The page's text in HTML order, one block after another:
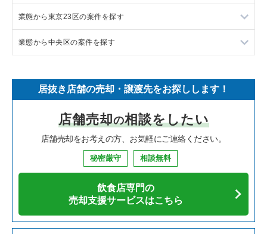
イタリア料理の居抜き売却物件の案件一覧
中華の居抜き売却物件の案件一覧
寿司の居抜き売却物件の案件一覧
焼肉の居抜き売却物件の案件一覧
鉄板焼き・お好み焼の居抜き売却物件の案件一覧
カフェの居抜き売却物件の案件一覧
テイクアウトの居抜き売却物件の案件一覧
東京都下の飲食店の居抜き売却物件の案件一覧
千葉県の飲食店の居抜き売却物件の案件一覧
神奈川県の飲食店の居抜き売却物件の案件一覧
大阪府の飲食店の居抜き売却物件の案件一覧
兵庫県の飲食店の居抜き売却物件の案件一覧
愛知県の飲食店の居抜き売却物件の案件一覧
岐阜県の飲食店の居抜き売却物件の案件一覧
目黒区の飲食店の居抜き売却物件の案件一覧
渋谷区の飲食店の居抜き売却物件の案件一覧
新宿区の飲食店の居抜き売却物件の案件一覧
葛飾区の飲食店の居抜き売却物件の案件一覧
中央区の飲食店の居抜き売却物件の案件一覧
千代田区の飲食店の居抜き売却物件の案件一覧
港区の飲食店の居抜き売却物件の案件一覧
業態から東京23区の案件を探す
東京23区のラーメンの居抜き売却物件の案件一覧
東京23区のイタリア料理の居抜き売却物件の案件一覧
東京23区の中華の居抜き売却物件の案件一覧
東京23区のそば・うどんの居抜き売却物件の案件一覧
東京23区の焼肉の居抜き売却物件の案件一覧
東京23区の鉄板焼き・お好み焼の居抜き売却物件の案件一覧
業態から中央区の案件を探す
中央区のフランス料理の居抜き売却物件の案件一覧
中央区のイタリア料理の居抜き売却物件の案件一覧
中央区の中華の居抜き売却物件の案件一覧
中央区の寿司の居抜き売却物件の案件一覧
中央区の焼肉の居抜き売却物件の案件一覧
居抜き店舗の売却・譲渡先をお探しします！
店舗売却の相談をしたい
店舗売却をお考えの方、お気軽にご連絡ください。
秘密厳守 相談無料
飲食店専門の
売却支援サービスはこちら